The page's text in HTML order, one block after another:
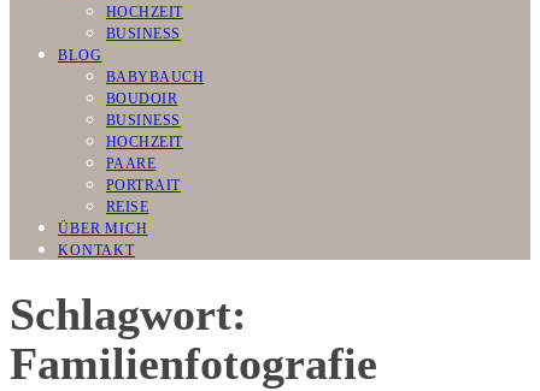
HOCHZEIT
BUSINESS
BLOG
BABYBAUCH
BOUDOIR
BUSINESS
HOCHZEIT
PAARE
PORTRAIT
REISE
ÜBER MICH
KONTAKT
Schlagwort:
Familienfotografie